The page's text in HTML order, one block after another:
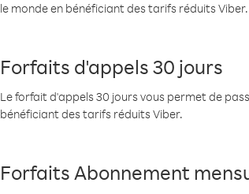
le monde en bénéficiant des tarifs réduits Viber.
Forfaits d'appels 30 jours
Le forfait d'appels 30 jours vous permet de
bénéficiant des tarifs réduits Viber.
Forfaits Abonnement